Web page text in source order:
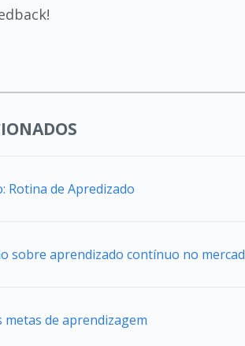
Rotina de Apredizado
sobre aprendizado contínuo no
metas de aprendizagem